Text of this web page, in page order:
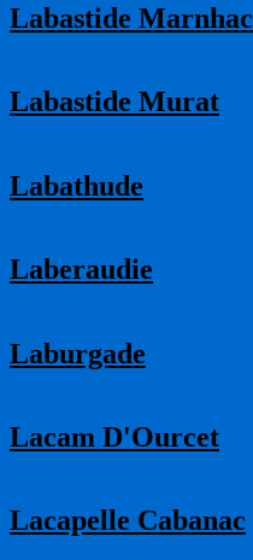
Labastide Marnhac
Labastide Murat
Labathude
Laberaudie
Laburgade
Lacam D'Ourcet
Lacapelle Cabanac